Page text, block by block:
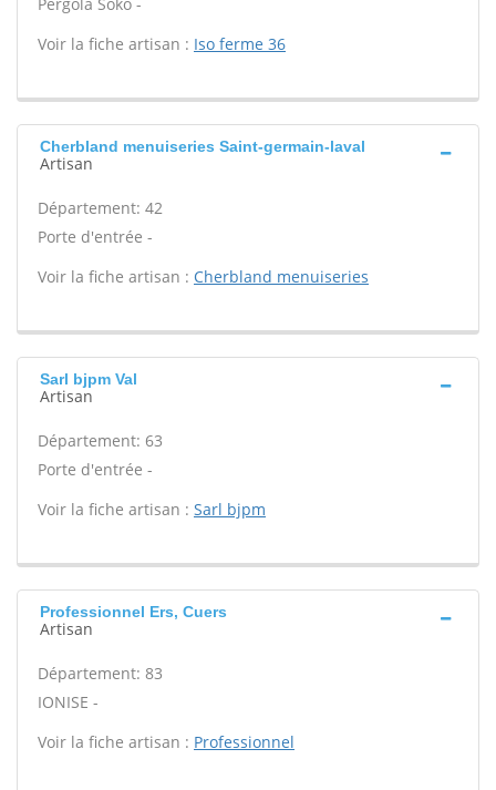
Voir la fiche artisan : Iso ferme 36
Cherbland menuiseries Saint-germain-laval
Artisan
Département: 42
Porte d'entrée -
Voir la fiche artisan : Cherbland menuiseries
Sarl bjpm Val
Artisan
Département: 63
Porte d'entrée -
Voir la fiche artisan : Sarl bjpm
Professionnel Ers, Cuers
Artisan
Département: 83
IONISE -
Voir la fiche artisan : Professionnel